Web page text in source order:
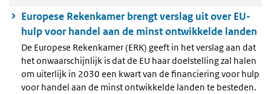
Europese Rekenkamer brengt verslag uit over EU-
hulp voor handel aan de minst ontwikkelde landen
De Europese Rekenkamer (ERK) geeft in het verslag aan dat
het onwaarschijnlijk is dat de EU haar doelstelling zal halen
om uiterlijk in 2030 een kwart van de financiering voor hulp
voor handel aan de minst ontwikkelde landen te besteden.